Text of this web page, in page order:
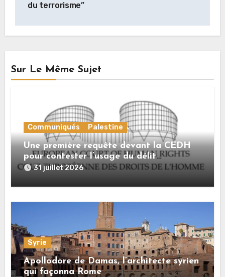
du terrorisme”
Sur Le Même Sujet
Communiqués Palestine
Une première requête devant la CEDH
pour contester l’usage du délit
d’« apologie du terrorisme » contre les
Palestine
31 juillet 2026
Syrie
Apollodore de Damas, l’architecte syrien
qui façonna Rome